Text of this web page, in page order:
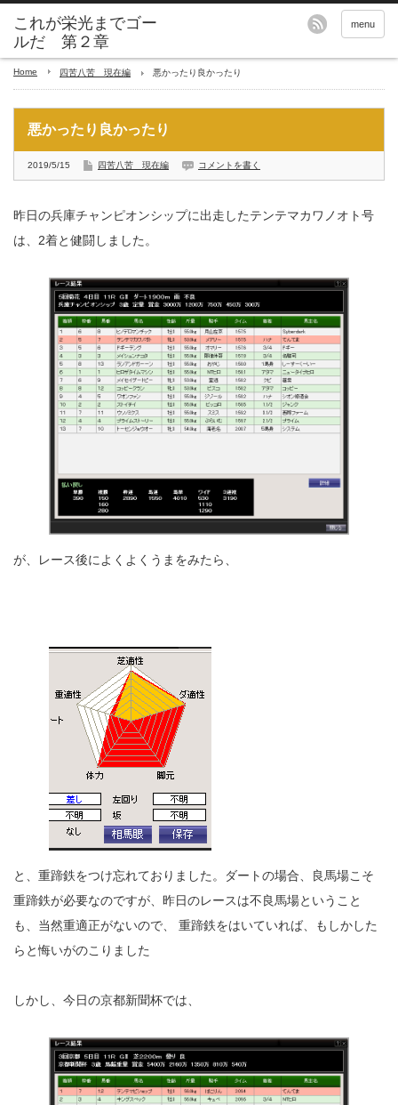
これが栄光までゴー
ルだ 第２章
menu
Home 四苦八苦 現在編 悪かったり良かったり
悪かったり良かったり
2019/5/15 四苦八苦 現在編 コメントを書く
昨日の兵庫チャンピオンシップに出走したテンテマカワノオト号
は、2着と健闘しました。
が、レース後によくよくうまをみたら、
と、重蹄鉄をつけ忘れておりました。ダートの場合、良馬場こそ
重蹄鉄が必要なのですが、昨日のレースは不良馬場ということ
も、当然重適正がないので、 重蹄鉄をはいていれば、もしかした
らと悔いがのこりました
しかし、今日の京都新聞杯では、